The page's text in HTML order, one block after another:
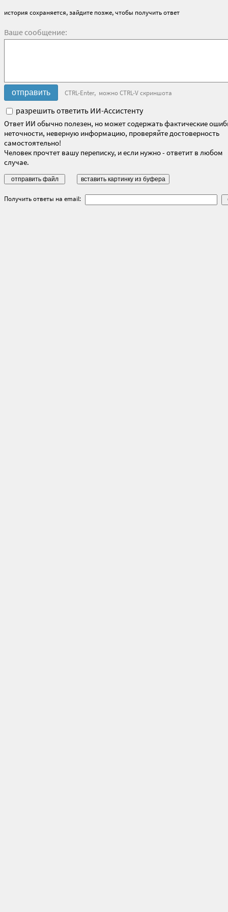
история сохраняется, зайдите позже, чтобы получить ответ
Ваше сообщение:
CTRL-Enter, можно CTRL-V скриншота
разрешить ответить ИИ-Ассистенту
Ответ ИИ обычно полезен, но может содержать фактические
неточности, неверную информацию, проверяйте достоверность
самостоятельно!
Человек прочтет вашу переписку, и если нужно - ответит в любом
случае.
Получить ответы на email: